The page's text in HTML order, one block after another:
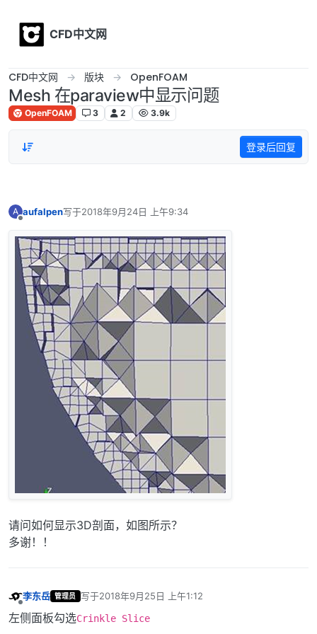
CFD中文网
CFD中文网 版块 OpenFOAM
Mesh 在paraview中显示问题
OpenFOAM 3 2 3.9k
登录后回复
A aufalpen写于2018年9月24日 上午9:34
最后由 编辑
请问如何显示3D剖面，如图所示？
多谢！！
李东岳 管理员 写于2018年9月25日 上午1:12
最后由 编辑
左侧面板勾选Crinkle Slice